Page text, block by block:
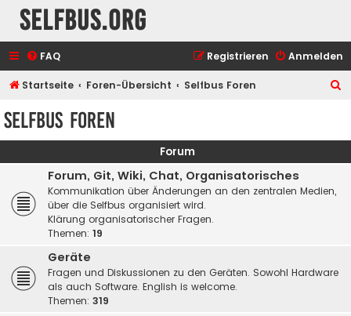
selfbus.org
FAQ Anmelden
Registrieren
Startseite Foren-Übersicht Selfbus Foren
e
Selfbus Foren
Forum
Forum, Git, Wiki, Chat, Organisatorisches
Kommunikation über Änderungen an den zentralen Medien,
über die Selfbus organisiert wird.
Klärung organisatorischer Fragen.
Themen: 19
Geräte
Fragen und Diskussionen zu den Geräten. Sowohl Hardware
als auch Software. English is welcome.
Themen: 319